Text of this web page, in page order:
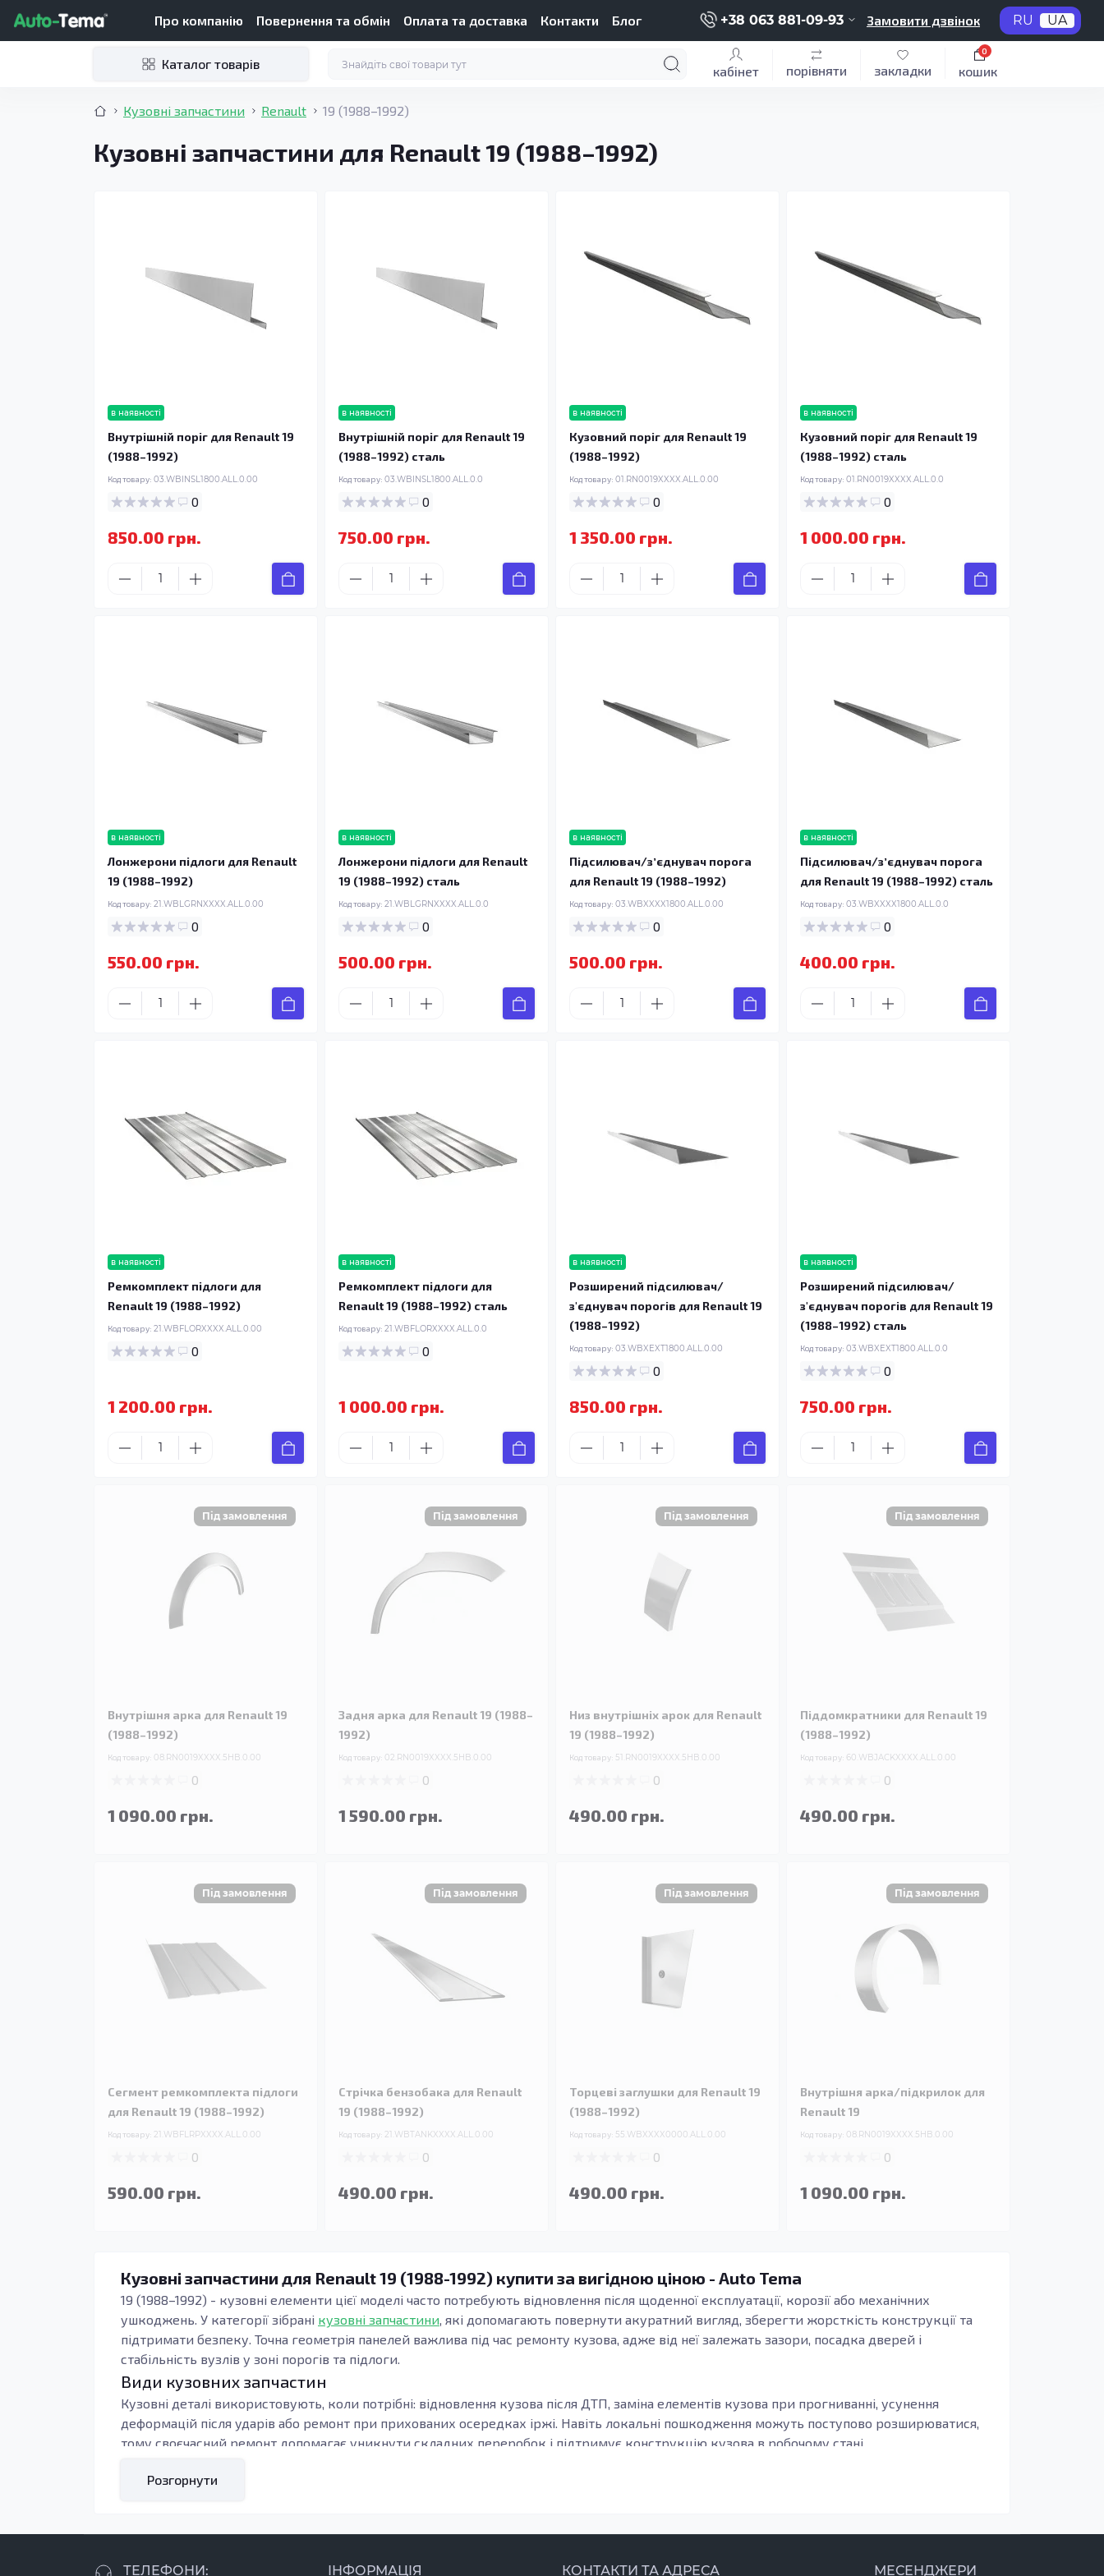
Про компанію Повернення та обмін Оплата та доставка Контакти Блог +38 063 881-09-93 Замовити дзвінок RU UA
Каталог товарів кабінет порівняти закладки кошик
0
Кузовні запчастини Renault 19 (1988–1992)
Кузовні запчастини для Renault 19 (1988–1992)
в наявності
Внутрішній поріг для Renault 19
(1988–1992)
Код товару: 03.WBINSL1800.ALL.0.00
0
850.00 грн.
в наявності
Внутрішній поріг для Renault 19
(1988–1992) сталь
Код товару: 03.WBINSL1800.ALL.0.0
0
750.00 грн.
в наявності
Кузовний поріг для Renault 19
(1988–1992)
Код товару: 01.RN0019XXXX.ALL.0.00
0
1 350.00 грн.
в наявності
Кузовний поріг для Renault 19
(1988–1992) сталь
Код товару: 01.RN0019XXXX.ALL.0.0
0
1 000.00 грн.
в наявності
Лонжерони підлоги для Renault
19 (1988–1992)
Код товару: 21.WBLGRNXXXX.ALL.0.00
0
550.00 грн.
в наявності
Лонжерони підлоги для Renault
19 (1988–1992) сталь
Код товару: 21.WBLGRNXXXX.ALL.0.0
0
500.00 грн.
в наявності
Підсилювач/зʼєднувач порога
для Renault 19 (1988–1992)
Код товару: 03.WBXXXX1800.ALL.0.00
0
500.00 грн.
в наявності
Підсилювач/зʼєднувач порога
для Renault 19 (1988–1992) сталь
Код товару: 03.WBXXXX1800.ALL.0.0
0
400.00 грн.
в наявності
Ремкомплект підлоги для
Renault 19 (1988–1992)
Код товару: 21.WBFLORXXXX.ALL.0.00
0
1 200.00 грн.
в наявності
Ремкомплект підлоги для
Renault 19 (1988–1992) сталь
Код товару: 21.WBFLORXXXX.ALL.0.0
0
1 000.00 грн.
в наявності
Розширений підсилювач/
з'єднувач порогів для Renault 19
(1988–1992)
Код товару: 03.WBXEXT1800.ALL.0.00
0
850.00 грн.
в наявності
Розширений підсилювач/
з'єднувач порогів для Renault 19
(1988–1992) сталь
Код товару: 03.WBXEXT1800.ALL.0.0
0
750.00 грн.
Внутрішня арка для Renault 19
(1988–1992)
Код товару: 08.RN0019XXXX.5HB.0.00
0
1 090.00 грн.
Задня арка для Renault 19 (1988–
1992)
Код товару: 02.RN0019XXXX.5HB.0.00
0
1 590.00 грн.
Низ внутрішніх арок для Renault
19 (1988–1992)
Код товару: 51.RN0019XXXX.5HB.0.00
0
490.00 грн.
Піддомкратники для Renault 19
(1988–1992)
Код товару: 60.WBJACKXXXX.ALL.0.00
0
490.00 грн.
Сегмент ремкомплекта підлоги
для Renault 19 (1988–1992)
Код товару: 21.WBFLRPXXXX.ALL.0.00
0
590.00 грн.
Стрічка бензобака для Renault
19 (1988–1992)
Код товару: 21.WBTANKXXXX.ALL.0.00
0
490.00 грн.
Торцеві заглушки для Renault 19
(1988–1992)
Код товару: 55.WBXXXX0000.ALL.0.00
0
490.00 грн.
Внутрішня арка/підкрилок для
Renault 19
Код товару: 08.RN0019XXXX.5HB.0.00
0
1 090.00 грн.
Кузовні запчастини для Renault 19 (1988-1992) купити за вигідною ціною - Auto Tema
19 (1988–1992) - кузовні елементи цієї моделі часто потребують відновлення після щоденної експлуатації, корозії або механічних
ушкоджень. У категорії зібрані кузовні запчастини, які допомагають повернути акуратний вигляд, зберегти жорсткість конструкції та
підтримати безпеку. Точна геометрія панелей важлива під час ремонту кузова, адже від неї залежать зазори, посадка дверей і
стабільність вузлів у зоні порогів та підлоги.
Види кузовних запчастин
Кузовні деталі використовують, коли потрібні: відновлення кузова після ДТП, заміна елементів кузова при прогниванні, усунення
деформацій після ударів або ремонт при прихованих осередках іржі. Навіть локальні пошкодження можуть поступово розширюватися,
тому своєчасний ремонт допомагає уникнути складних переробок і підтримує конструкцію кузова в робочому стані.
Під час підбору орієнтуються на тип кузова, модифікацію та місце встановлення елемента. Важливо, щоб деталь повторювала заводські
Кому підходять ці запчастини
Розгорнути
ТЕЛЕФОНИ: ІНФОРМАЦІЯ КОНТАКТИ ТА АДРЕСА МЕСЕНДЖЕРИ